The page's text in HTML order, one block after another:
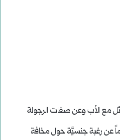
مع الأب وعن صفات الرجولة
عن رغبة جنسيَّة حول مخافة